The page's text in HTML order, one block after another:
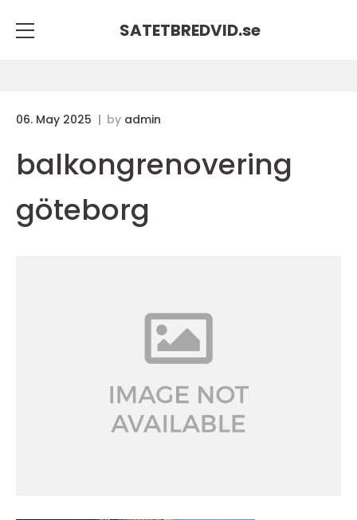
SATETBREDVID.se
06. May 2025 by admin
balkongrenovering
göteborg